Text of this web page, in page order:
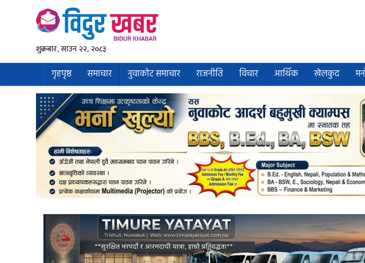
शुक्रबार, साउन २२, २०८३
गृहपृष्ठ समाचार नुवाकोट समाचार राजनीति विचार आर्थिक खेलकुद